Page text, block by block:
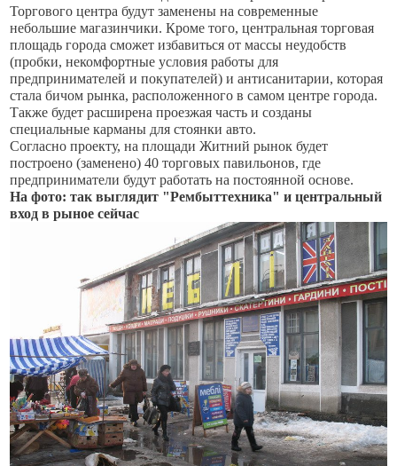
Торгового центра будут заменены на современные
небольшие магазинчики. Кроме того, центральная торговая
площадь города сможет избавиться от массы неудобств
(пробки, некомфортные условия работы для
предпринимателей и покупателей) и антисанитарии, которая
стала бичом рынка, расположенного в самом центре города.
Также будет расширена проезжая часть и созданы
специальные карманы для стоянки авто.
Согласно проекту, на площади Житний рынок будет
построено (заменено) 40 торговых павильонов, где
предприниматели будут работать на постоянной основе.
На фото: так выглядит "Рембыттехника" и центральный
вход в рыное сейчас